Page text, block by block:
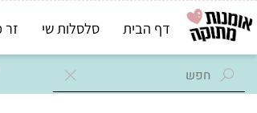
דף הבית סלסלות שי זר מתוק